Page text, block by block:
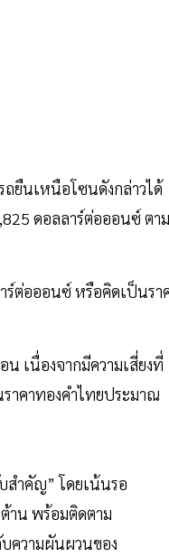
ถยืนเหนือโซนดังกล่าวได้
ดอลลาร์ต่อออนซ์ ตาม
ร์ต่อออนซ์ หรือคิดเป็นรา
เนื่องจากมีความเสี่ยงที่
าคาทองคำไทยประมาณ
สำคัญ” โดยเน้นรอ
าน พร้อมติดตาม
ความผันผวนของ